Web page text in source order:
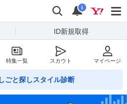
しごとカタログ
検索
通知
i
ID新規取得
特集一覧 スカウト マイページ
ごと探しスタイル診断